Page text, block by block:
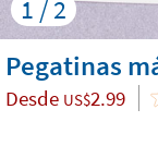
1 / 2
Pegatinas
Desde US$2.99